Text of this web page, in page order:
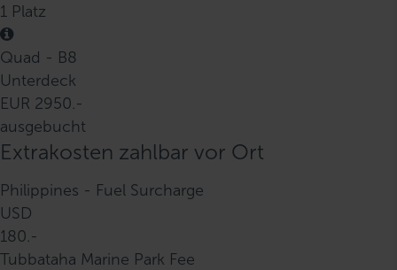
1 Platz
Quad - B8
Unterdeck
EUR 2950.-
ausgebucht
Extrakosten zahlbar vor Ort
Philippines - Fuel Surcharge
USD
180.-
Tubbataha Marine Park Fee